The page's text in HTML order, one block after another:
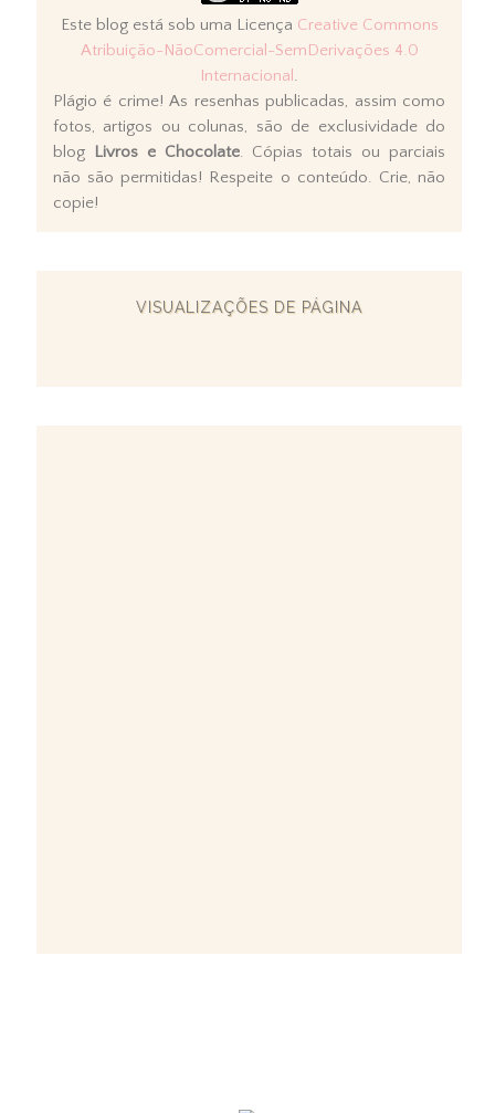
Este blog está sob uma Licença Creative Commons
Atribuição-NãoComercial-SemDerivações 4.0
Internacional .
Plágio é crime! As resenhas publicadas, assim como
fotos, artigos ou colunas, são de exclusividade do
blog Livros e Chocolate. Cópias totais ou parciais
não são permitidas! Respeite o conteúdo. Crie, não
copie!
VISUALIZAÇÕES DE PÁGINA